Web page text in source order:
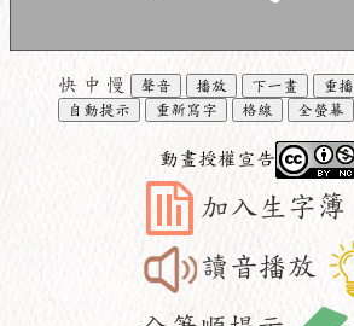
快 中 慢 聲音 播放 下一畫 重播
自動提示
重新寫字 格線 全螢幕
動畫授權宣告
加入生字簿
讀音播放